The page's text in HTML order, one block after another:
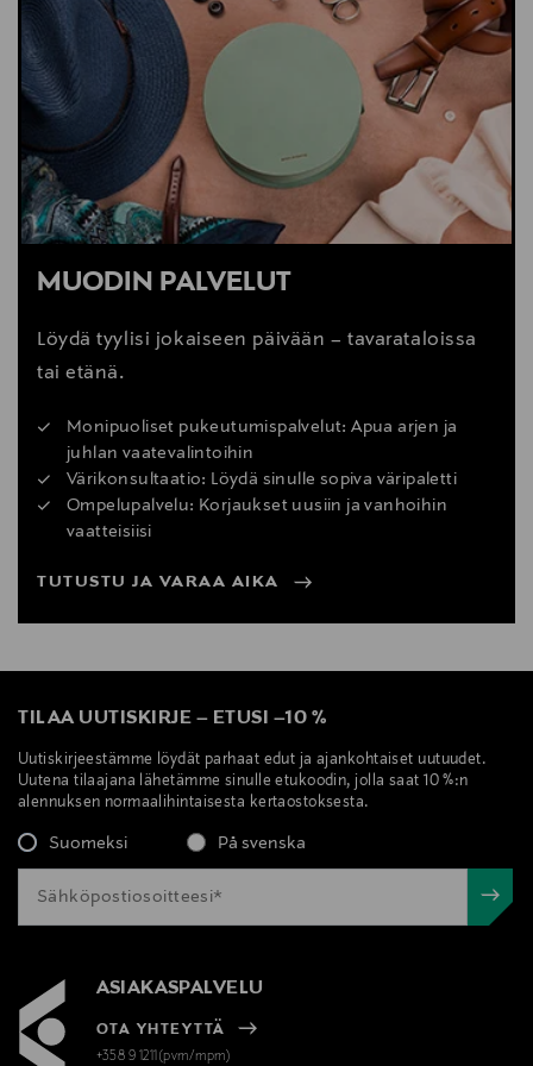
MUODIN PALVELUT
Löydä tyylisi jokaiseen päivään – tavarataloissa
tai etänä.
Monipuoliset pukeutumispalvelut: Apua arjen ja
juhlan vaatevalintoihin
Värikonsultaatio: Löydä sinulle sopiva väripaletti
Ompelupalvelu: Korjaukset uusiin ja vanhoihin
vaatteisiisi
TUTUSTU JA VARAA AIKA
TILAA UUTISKIRJE – ETUSI –10 %
Uutiskirjeestämme löydät parhaat edut ja ajankohtaiset uutuudet.
Uutena tilaajana lähetämme sinulle etukoodin, jolla saat 10 %:n
alennuksen normaalihintaisesta kertaostoksesta.
Suomeksi På svenska
ASIAKASPALVELU
OTA YHTEYTTÄ
+358 9 1211(pvm/mpm)